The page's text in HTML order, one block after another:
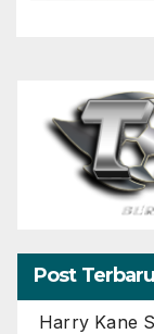
Post Terbaru
Harry Kane